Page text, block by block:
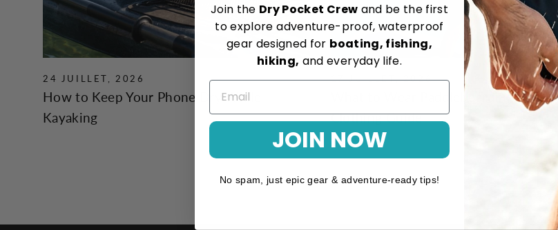
24 JUILLET, 2026
How to Keep Your Phone Dry While
Kayaking
17 JUILLET, 2026
What to Wear Paddleboarding: A SUP
Clothing Guide
Join the Dry Pocket Crew and be the first
to explore adventure-proof, waterproof
gear designed for boating, fishing,
hiking, and everyday life.
JOIN NOW
No spam, just epic gear & adventure-ready tips!